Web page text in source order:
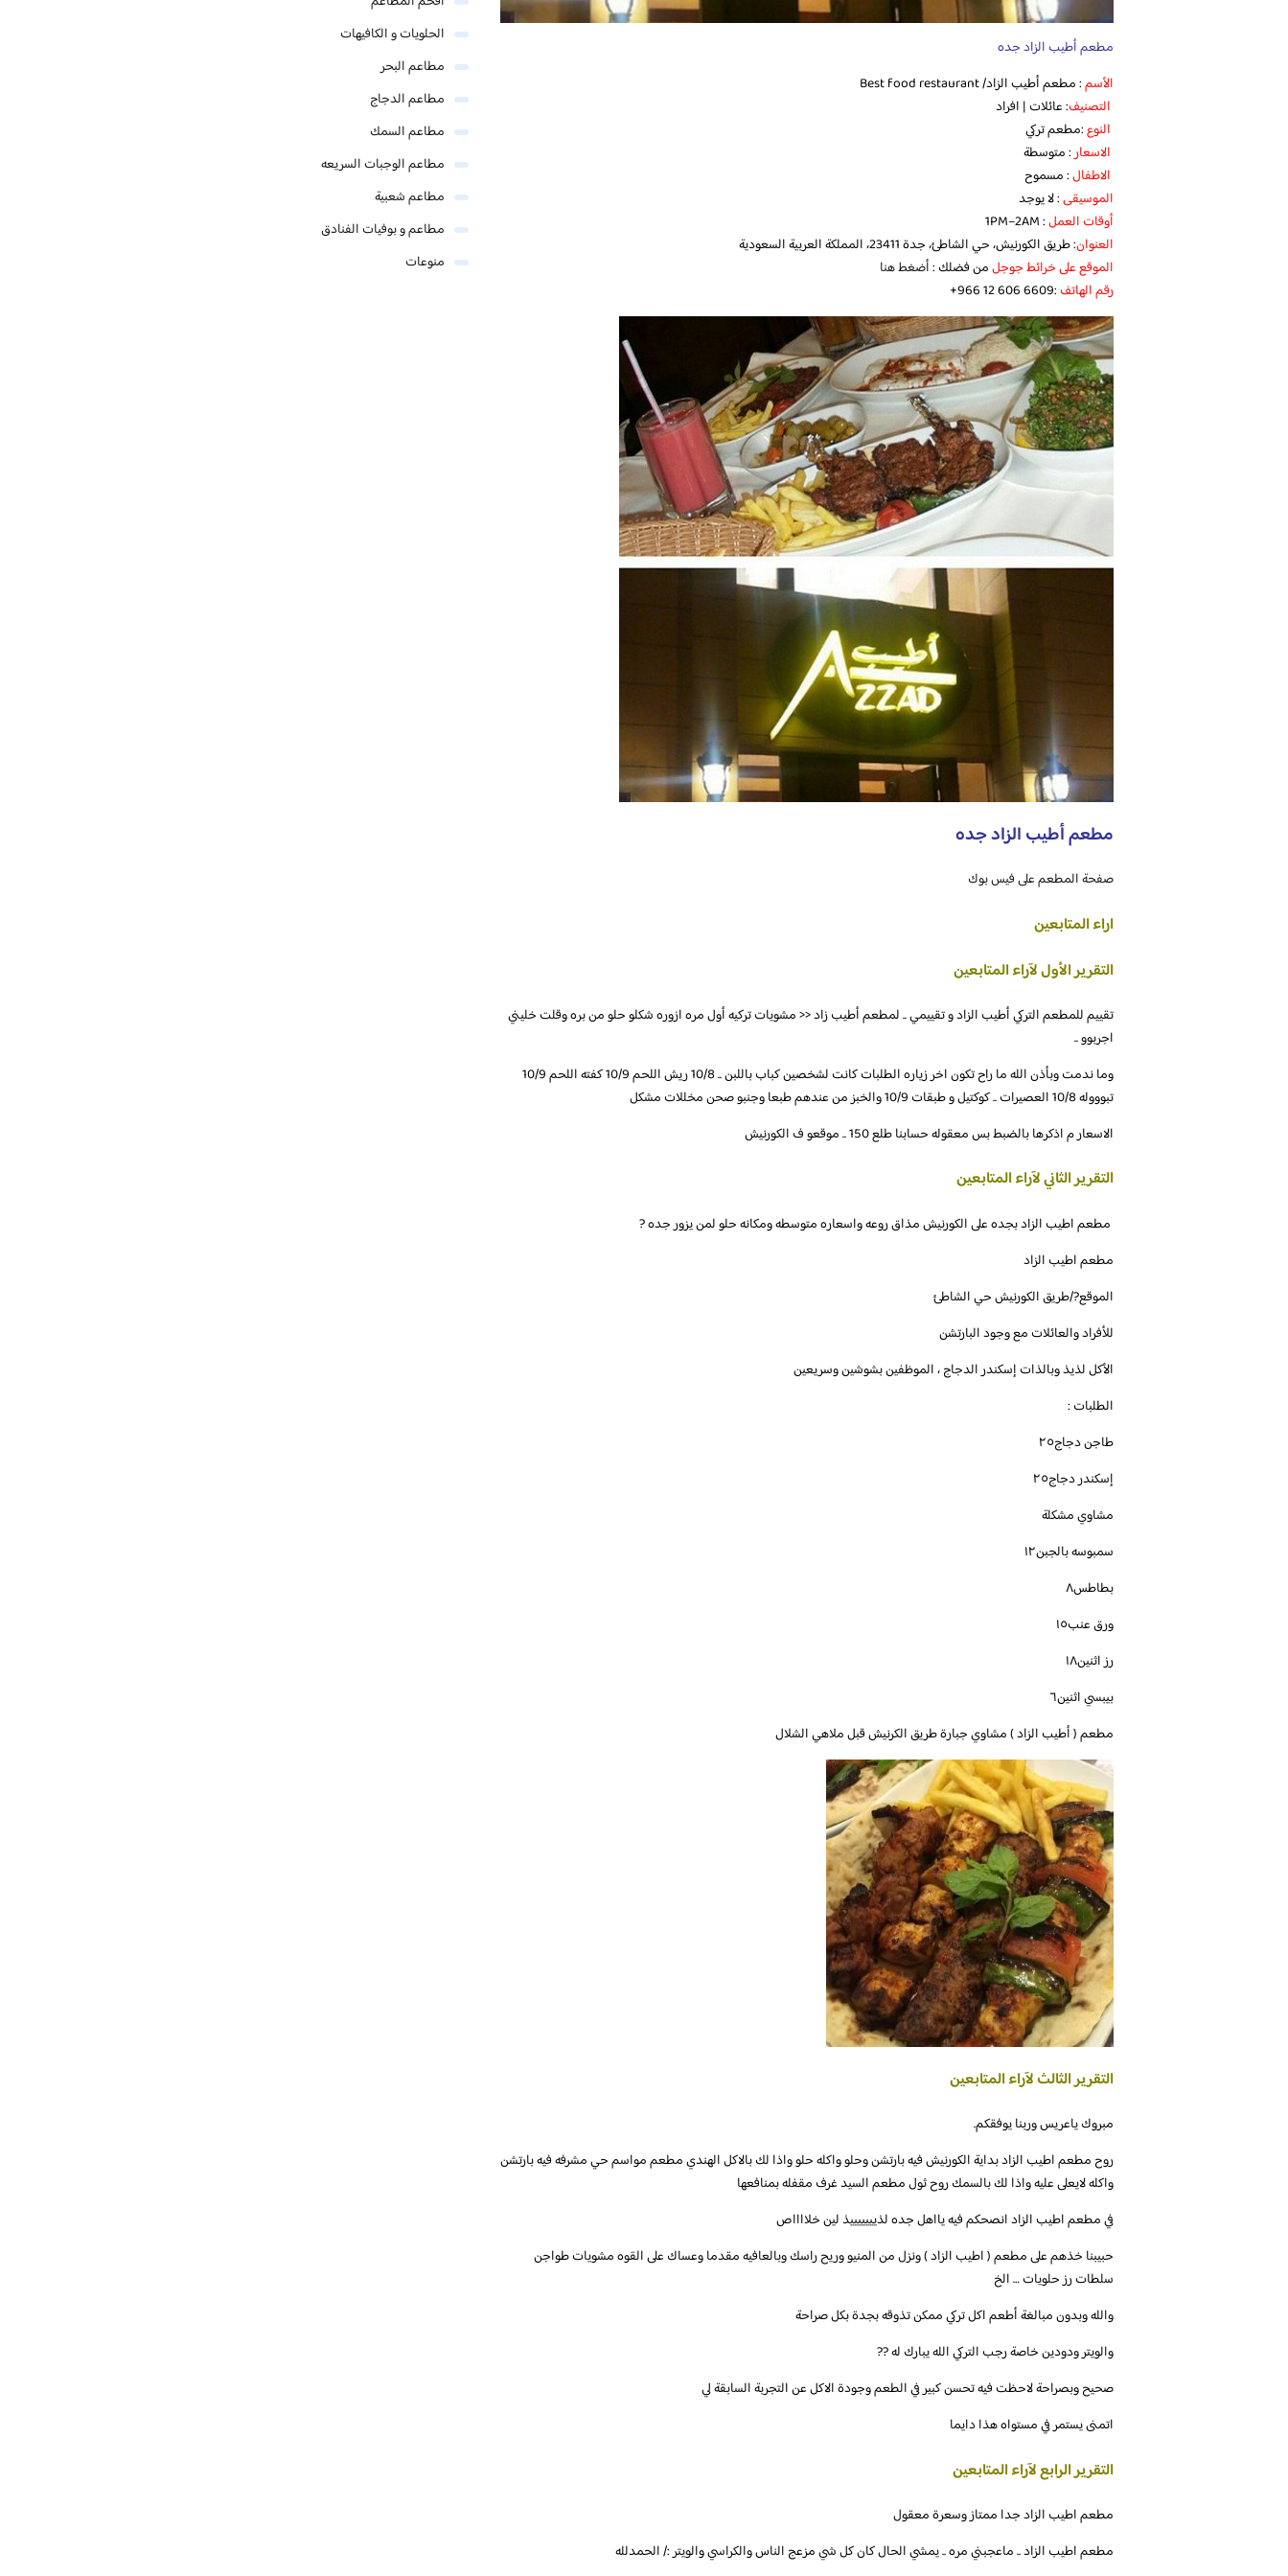
مطعم أطيب الزاد جده
الأسم: مطعم أطيب الزاد/ Best food restaurant
التصنيف: عائلات | افراد
النوع:مطعم تركي
الاسعار: متوسطة
الاطفال: مسموح
الموسيقى: لا يوجد
أوقات العمل: 1PM–2AM
العنوان: طريق الكورنيش، حي الشاطئ، جدة 23411، المملكة العربية السعودية
الموقع على خرائط جوجلمن فضلك :أضغط هنا
رقم الهاتف:‪ ‏‪+966 12 606 6609‬‏
مطعم أطيب الزاد جده
صفحة المطعم على فيس بوك
اراء المتابعين
التقرير الأول لآراء المتابعين
تقييم للمطعم التركي أطيب الزاد و تقييمي .. لمطعم أطيب زاد << مشويات تركيه أول مره ازوره شكلو حلو من بره وقلت خليني
اجربوو ..
وما ندمت وبأذن الله ما راح تكون اخر زياره الطلبات كانت لشخصين كباب باللبن .. 10/8 ريش اللحم 10/9 كفته اللحم 10/9
تبوووله 10/8 العصيرات .. كوكتيل و طبقات 10/9 والخبز من عندهم طبعا وجنبو صحن مخللات مشكل
الاسعار م اذكرها بالضبط بس معقوله حسابنا طلع 150 .. موقعو ف الكورنيش
التقرير الثاني لآراء المتابعين
‏مطعم اطيب الزاد
الموقع?/طريق الكورنيش حي الشاطئ
للأفراد والعائلات مع وجود البارتشن
الأكل لذيذ وبالذات إسكندر الدجاج ، الموظفين بشوشين وسريعين
الطلبات :
طاجن دجاج٢٥
إسكندر دجاج٢٥
مشاوي مشكلة
سمبوسه بالجبن١٢
بطاطس٨
ورق عنب١٥
رز اثنين١٨
بيبسي اثنين٦
التقرير الثالث لآراء المتابعين
روح مطعم اطيب الزاد بداية الكورنيش فيه بارتشن وحلو واكله حلو واذا لك بالاكل الهندي مطعم مواسم حي مشرفه فيه بارتشن
واكله لايعلى عليه واذا لك بالسمك روح ثول مطعم السيد غرف مقفله بمنافعها
‏في مطعم اطيب الزاد انصحكم فيه يااهل جده لذيييييييذ لين خلااااص
‏‎حبيبنا خذهم على مطعم ( اطيب الزاد ) ونزل من المنيو وريح راسك وبالعافيه مقدما وعساك على القوه مشويات طواجن
سلطات رز حلويات … الخ
والويتر ودودين خاصة رجب التركي الله يبارك له ??
اتمنى يستمر في مستواه هذا دايما
التقرير الرابع لآراء المتابعين
‏مطعم اطيب الزاد .. ماعجبني مره .. يمشي الحال كان كل شي مزعج الناس والكراسي والويتر :/ الحمدلله
الحلويات و الكافيهات ‎
مطاعم البحر
مطاعم الدجاج
مطاعم السمك
مطاعم الوجبات السريعه
مطاعم شعبية
مطاعم و بوفيات الفنادق
منوعات